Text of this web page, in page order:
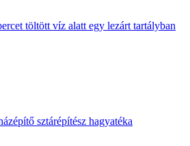
töltött víz alatt egy lezárt tartályban
sztárépítész hagyatéka